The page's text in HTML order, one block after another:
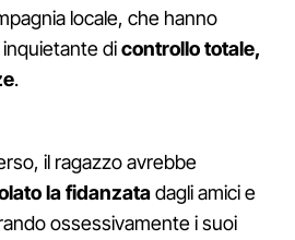
locale, che hanno
dicontrollo totale,
.
il ragazzo avrebbe
la fidanzatadagli amici e
ossessivamente i suoi